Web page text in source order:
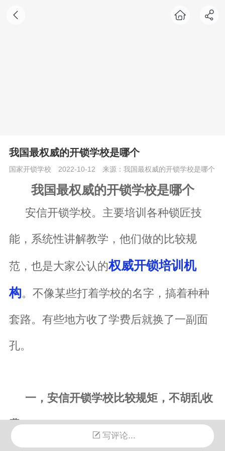
我国最权威的开锁学校是哪个
国家开锁学校 2022-10-12 来源：我国最权威的开锁学校是哪个
我国最权威的开锁学校是哪个
安信开锁学校。主要培训各种锁匠技
能，系统性讲解教学，他们做的比较规
范，也是大家公认的权威开锁培训机
构。不像某些打着学校的名字，搞着种种
套路。有些地方收了学费后就换了一副面
孔。
一，安信开锁学校比较规矩，不胡乱收
费
写评论...